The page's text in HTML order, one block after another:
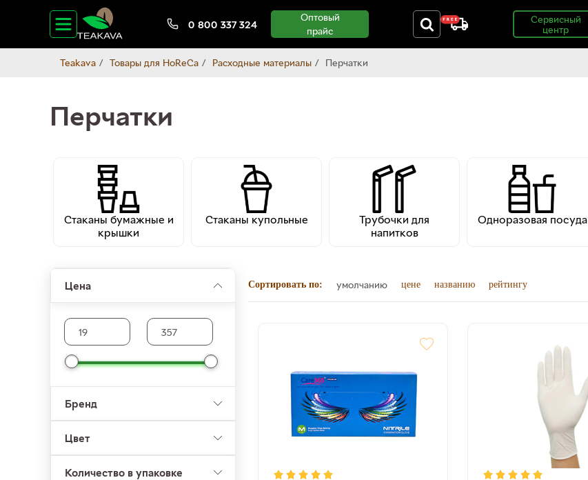
0 800 337 324
Оптовый
прайс
Сервисный
центр
Teakava Товары для HoReCa Расходные материалы Перчатки
Перчатки
Стаканы бумажные и
крышки
Стаканы купольные
Трубочки для
напитков
Одноразовая посуда
Цена
Бренд
Цвет
Количество в упаковке
Сортировать по: умолчанию цене названию рейтингу